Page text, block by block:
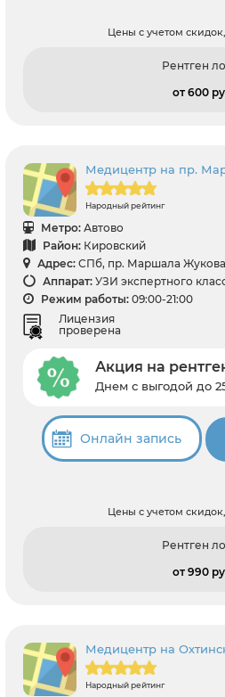
Цены с учетом
Рентген
от 600
Медицентр на пр.
Народный рейтинг
Метро: Автово
Район: Кировский
Адрес: СПб, пр. Маршала Жукова
Аппарат: УЗИ экспертного
Режим работы: 09:00-21:00
Лицензия
проверена
Акция на
Днем с выгодой до
Онлайн запись
Цены с учетом
Рентген
от 990
Медицентр на
Народный рейтинг